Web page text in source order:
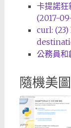
卡提諾狂
(2017-
curl:
公務員和
隨機美圖